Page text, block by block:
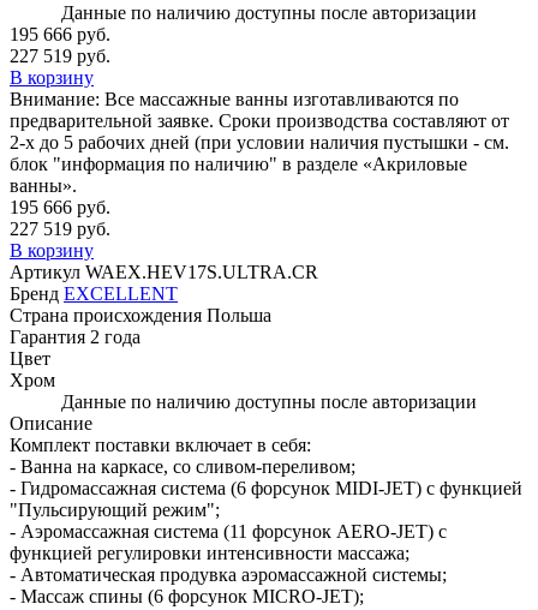
Данные по наличию доступны после авторизации
195 666 руб.
227 519 руб.
В корзину
Внимание: Все массажные ванны изготавливаются по
предварительной заявке. Сроки производства составляют от
2-х до 5 рабочих дней (при условии наличия пустышки - см.
блок "информация по наличию" в разделе «Акриловые
ванны».
195 666 руб.
227 519 руб.
В корзину
Артикул WAEX.HEV17S.ULTRA.CR
Бренд EXCELLENT
Страна происхождения Польша
Гарантия 2 года
Цвет
Хром
Данные по наличию доступны после авторизации
Описание
Комплект поставки включает в себя:
- Ванна на каркасе, со сливом-переливом;
- Гидромассажная система (6 форсунок MIDI-JET) с функцией
"Пульсирующий режим";
- Аэромассажная система (11 форсунок AERO-JET) с
функцией регулировки интенсивности массажа;
- Автоматическая продувка аэромассажной системы;
- Массаж спины (6 форсунок MICRO-JET);